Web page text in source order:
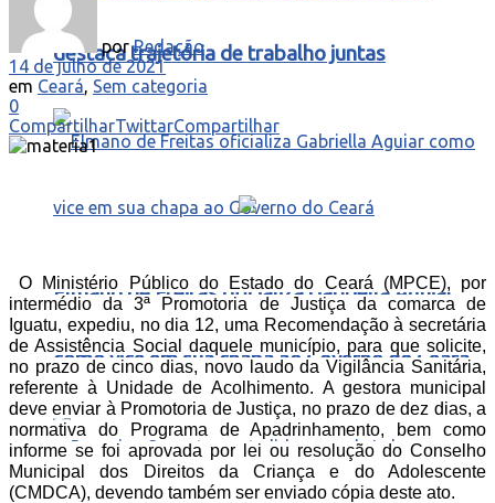
destaca trajetória de trabalho juntas
Elmano de Freitas oficializa Gabriella Aguiar
como vice em sua chapa ao Governo do Ceará
por Redação
14 de julho de 2021
em Ceará, Sem categoria
0
CompartilharTwittarCompartilhar
O Ministério Público do Estado do Ceará (MPCE), por
intermédio da 3ª Promotoria de Justiça da comarca de
Iguatu, expediu, no dia 12, uma Recomendação à secretária
de Assistência Social daquele município, para que solicite,
no prazo de cinco dias, novo laudo da Vigilância Sanitária,
referente à Unidade de Acolhimento. A gestora municipal
deve enviar à Promotoria de Justiça, no prazo de dez dias, a
normativa do Programa de Apadrinhamento, bem como
informe se foi aprovada por lei ou resolução do Conselho
Municipal dos Direitos da Criança e do Adolescente
(CMDCA), devendo também ser enviado cópia deste ato.